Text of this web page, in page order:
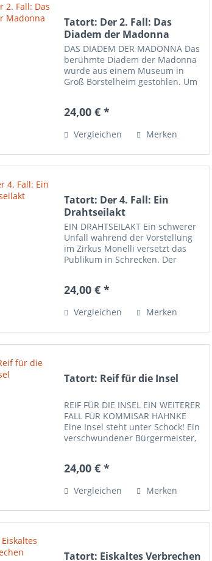
Tatort: Der 2. Fall: Das
Diadem der Madonna
DAS DIADEM DER MADONNA Das
berühmte Diadem der Madonna
wurde aus einem Museum in
Groß Borstelheim gestohlen. Um
Konstrukt aus Intrigen und
um Kommissar...
24,00 € *
Vergleichen Merken
Tatort: Der 4. Fall: Ein
Drahtseilakt
EIN DRAHTSEILAKT Ein schwerer
Unfall während der Vorstellung
im Zirkus Monelli versetzt das
Publikum in Schrecken. Der
Ermittlungen. Alles deutet auf
24,00 € *
Vergleichen Merken
Tatort: Reif für die Insel
REIF FÜR DIE INSEL EIN WEITERER
FALL FÜR KOMMISAR HAHNKE
Eine Insel steht unter Schock! Ein
verschwundener Bürgermeister,
Kommissar Hahnke benötigt eure
24,00 € *
Vergleichen Merken
Tatort: Eiskaltes Verbrechen